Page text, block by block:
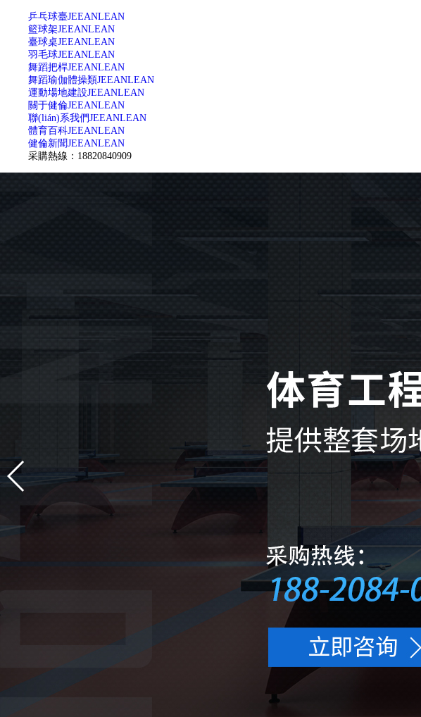
乒乓球臺JEEANLEAN
籃球架JEEANLEAN
臺球桌JEEANLEAN
羽毛球JEEANLEAN
舞蹈把桿JEEANLEAN
舞蹈瑜伽體操類JEEANLEAN
運動場地建設JEEANLEAN
關于健倫JEEANLEAN
聯(lián)系我們JEEANLEAN
體育百科JEEANLEAN
健倫新聞JEEANLEAN
采購熱線：18820840909